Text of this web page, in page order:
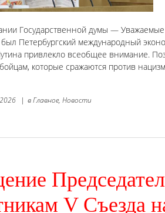
Государственной думы —
Петербургский международный
привлекло всеобщее внимание.
которые сражаются против
| вГлавное, Новости
V Съезда